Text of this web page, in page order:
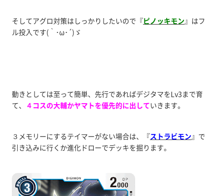
そしてアグロ対策はしっかりしたいので『ピノッキモン 』はフ
ル投入です(｀･ω･´)ゞ
動きとしては至って簡単、先行であればデジタマをLv3まで育
て、
４コスの大輔かヤマトを優先的に出していきます。
３メモリーにするテイマーがない場合は、『ストラビモン 』で
引き込みに行くか進化ドローでデッキを掘ります。